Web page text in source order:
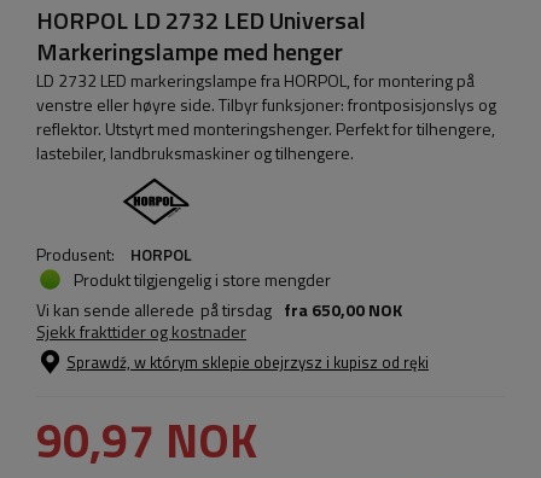
HORPOL LD 2732 LED Universal
Markeringslampe med henger
LD 2732 LED markeringslampe fra HORPOL, for montering på
venstre eller høyre side. Tilbyr funksjoner: frontposisjonslys og
reflektor. Utstyrt med monteringshenger. Perfekt for tilhengere,
lastebiler, landbruksmaskiner og tilhengere.
Produsent:
HORPOL
Produkt tilgjengelig i store mengder
Vi kan sende allerede på tirsdag fra650,00 NOK
Sjekk frakttider og kostnader
Sprawdź, w którym sklepie obejrzysz i kupisz od ręki
90,97 NOK